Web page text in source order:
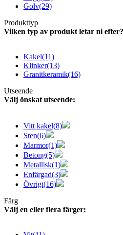
Golv(29)
Produkttyp
Vilken typ av produkt letar ni efter?
Kakel(11)
Klinker(13)
Granitkeramik(16)
Utseende
Välj önskat utseende:
Vitt kakel(8)
Sten(6)
Marmor(1)
Betong(5)
Metallisk(1)
Enfärgad(3)
Övrigt(16)
Färg
Välj en eller flera färger: